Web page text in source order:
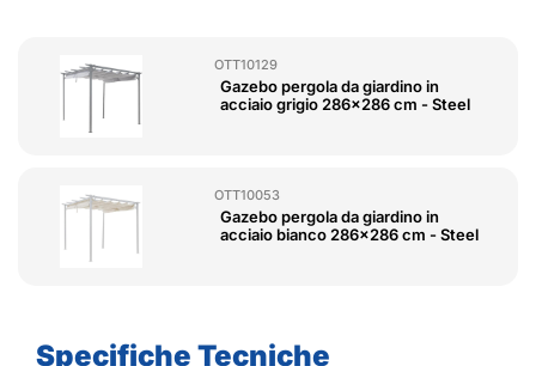
OTT10129
Gazebo pergola da giardino in
acciaio grigio 286x286 cm - Steel
OTT10053
Gazebo pergola da giardino in
acciaio bianco 286x286 cm - Steel
Specifiche Tecniche